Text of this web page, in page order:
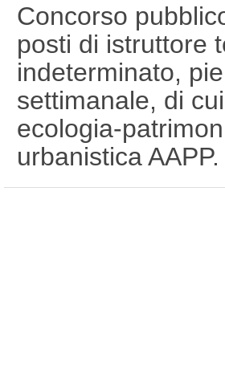
Concorso
posti di istruttore
indeterminato,
settimanale, di
ecologia-
urbanistica AAPP.